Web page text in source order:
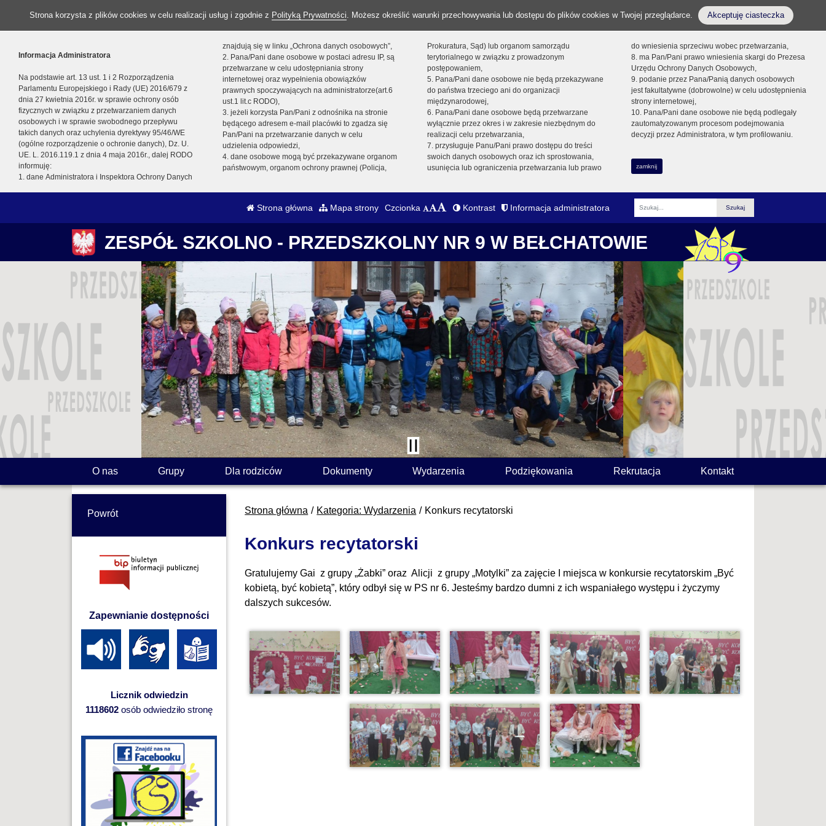
Strona korzysta z plików cookies w celu realizacji usług i zgodnie z Polityką Prywatności. Możesz określić warunki przechowywania lub dostępu do plików cookies w Twojej przeglądarce. Akceptuję ciasteczka
Informacja Administratora
Na podstawie art. 13 ust. 1 i 2 Rozporządzenia
Parlamentu Europejskiego i Rady (UE) 2016/679 z
dnia 27 kwietnia 2016r. w sprawie ochrony osób
fizycznych w związku z przetwarzaniem danych
osobowych i w sprawie swobodnego przepływu
takich danych oraz uchylenia dyrektywy 95/46/WE
(ogólne rozporządzenie o ochronie danych), Dz. U.
UE. L. 2016.119.1 z dnia 4 maja 2016r., dalej RODO
informuję:
1. dane Administratora i Inspektora Ochrony Danych
znajdują się w linku „Ochrona danych osobowych”,
2. Pana/Pani dane osobowe w postaci adresu IP, są
przetwarzane w celu udostępniania strony
internetowej oraz wypełnienia obowiązków
prawnych spoczywających na administratorze(art.6
ust.1 lit.c RODO),
3. jeżeli korzysta Pan/Pani z odnośnika na stronie
będącego adresem e-mail placówki to zgadza się
Pan/Pani na przetwarzanie danych w celu
udzielenia odpowiedzi,
4. dane osobowe mogą być przekazywane organom
państwowym, organom ochrony prawnej (Policja,
Prokuratura, Sąd) lub organom samorządu
terytorialnego w związku z prowadzonym
postępowaniem,
5. Pana/Pani dane osobowe nie będą przekazywane
do państwa trzeciego ani do organizacji
międzynarodowej,
6. Pana/Pani dane osobowe będą przetwarzane
wyłącznie przez okres i w zakresie niezbędnym do
realizacji celu przetwarzania,
7. przysługuje Panu/Pani prawo dostępu do treści
swoich danych osobowych oraz ich sprostowania,
usunięcia lub ograniczenia przetwarzania lub prawo
do wniesienia sprzeciwu wobec przetwarzania,
8. ma Pan/Pani prawo wniesienia skargi do Prezesa
Urzędu Ochrony Danych Osobowych,
9. podanie przez Pana/Panią danych osobowych
jest fakultatywne (dobrowolne) w celu udostępnienia
strony internetowej,
10. Pana/Pani dane osobowe nie będą podlegały
zautomatyzowanym procesom podejmowania
decyzji przez Administratora, w tym profilowaniu.
zamknij
Strona główna Mapa strony Czcionka Kontrast Informacja administratora
Fraza
ZESPÓŁ SZKOLNO - PRZEDSZKOLNY NR 9 W BEŁCHATOWIE
O nas Grupy Dla rodziców Dokumenty Wydarzenia Podziękowania Rekrutacja Kontakt
Strona główna Kategoria: Wydarzenia Konkurs recytatorski
Konkurs recytatorski
Gratulujemy Gai z grupy „Żabki” oraz Alicji z grupy „Motylki” za zajęcie I miejsca w konkursie recytatorskim „Być
kobietą, być kobietą”, który odbył się w PS nr 6. Jesteśmy bardzo dumni z ich wspaniałego występu i życzymy
dalszych sukcesów.
Powrót
Zapewnianie dostępności
Licznik odwiedzin
1118602 osób odwiedziło stronę